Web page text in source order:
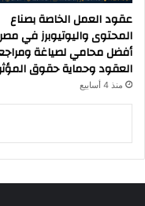
عقود العمل الخاصة بصناع
المحتوى واليوتيوبرز في
أفضل محامي لصياغة
العقود وحماية حقوق
منذ 4 أسابيع